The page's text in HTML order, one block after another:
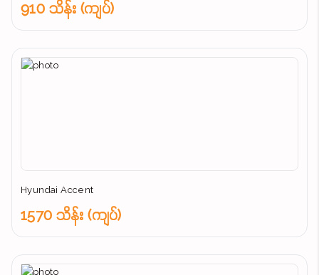
910 သိန်း (ကျပ်)
Hyundai Accent
1570 သိန်း (ကျပ်)